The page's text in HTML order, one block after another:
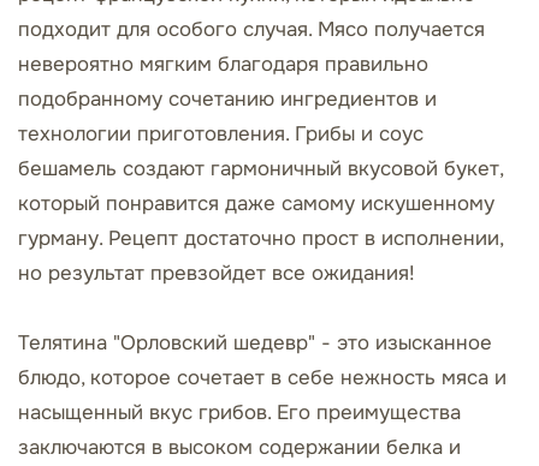
подходит для особого случая. Мясо получается
невероятно мягким благодаря правильно
подобранному сочетанию ингредиентов и
технологии приготовления. Грибы и соус
бешамель создают гармоничный вкусовой букет,
который понравится даже самому искушенному
гурману. Рецепт достаточно прост в исполнении,
но результат превзойдет все ожидания!
Телятина "Орловский шедевр" - это изысканное
блюдо, которое сочетает в себе нежность мяса и
насыщенный вкус грибов. Его преимущества
заключаются в высоком содержании белка и